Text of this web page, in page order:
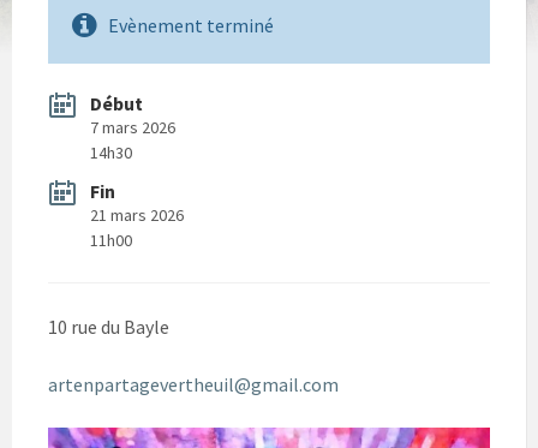
Evènement terminé
Début
7 mars 2026
14h30
Fin
21 mars 2026
11h00
10 rue du Bayle
artenpartagevertheuil@gmail.com